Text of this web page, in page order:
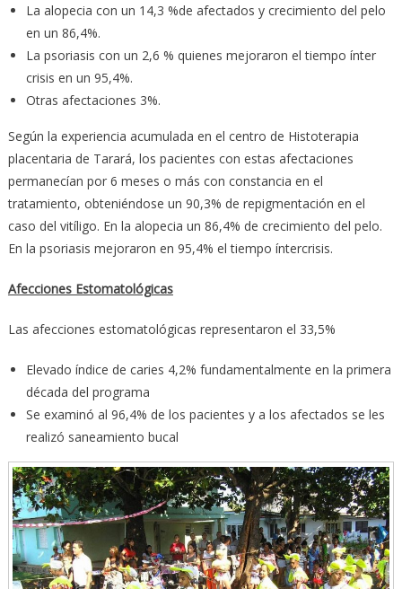
La alopecia con un 14,3 %de afectados y crecimiento del pelo
en un 86,4%.
La psoriasis con un 2,6 % quienes mejoraron el tiempo ínter
crisis en un 95,4%.
Otras afectaciones 3%.
Según la experiencia acumulada en el centro de Histoterapia
placentaria de Tarará, los pacientes con estas afectaciones
permanecían por 6 meses o más con constancia en el
tratamiento, obteniéndose un 90,3% de repigmentación en el
caso del vitíligo. En la alopecia un 86,4% de crecimiento del pelo.
En la psoriasis mejoraron en 95,4% el tiempo íntercrisis.
Afecciones Estomatológicas
Las afecciones estomatológicas representaron el 33,5%
Elevado índice de caries 4,2% fundamentalmente en la primera
década del programa
Se examinó al 96,4% de los pacientes y a los afectados se les
realizó saneamiento bucal